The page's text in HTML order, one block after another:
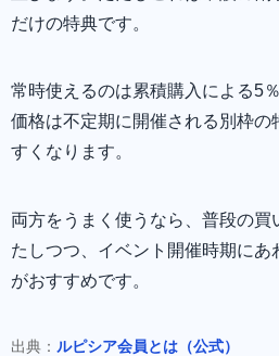
だけの特典です。
常時使えるのは累積購入による5
価格は不定期に開催される別枠の
すくなります。
両方をうまく使うなら、普段の買
たしつつ、イベント開催時期に
がおすすめです。
出典： ルピシア会員とは（公式）